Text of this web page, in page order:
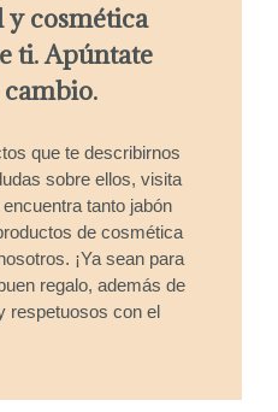
y cosmética
ti. Apúntate
que te describirnos
sobre ellos, visita
tanto jabón
de cosmética
¡Ya sean para
regalo, además de
respetuosos con el